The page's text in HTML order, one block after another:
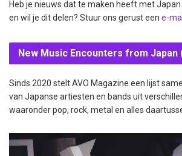
Heb je nieuws dat te maken heeft met
en wil je dit delen? Stuur ons gerust een e-
New Music Encounters from Japan
Sinds 2020 stelt AVO Magazine een lijst
van Japanse artiesten en bands uit
waaronder pop, rock, metal en alles